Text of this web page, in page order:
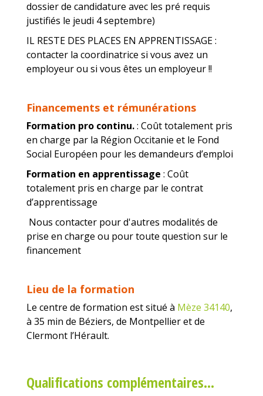
dossier de candidature avec les pré requis
justifiés le jeudi 4 septembre)
IL RESTE DES PLACES EN APPRENTISSAGE :
contacter la coordinatrice si vous avez un
employeur ou si vous êtes un employeur !!
Financements et rémunérations
Formation pro continu.: Coût totalement pris
en charge par la Région Occitanie et le Fond
Social Européen pour les demandeurs d’emploi
Formation en apprentissage : Coût
totalement pris en charge par le contrat
d’apprentissage
Nous contacter pour d'autres modalités de
prise en charge ou pour toute question sur le
financement
Lieu de la formation
Le centre de formation est situé à Mèze 34140,
à 35 min de Béziers, de Montpellier et de
Clermont l’Hérault.
Qualifications complémentaires…